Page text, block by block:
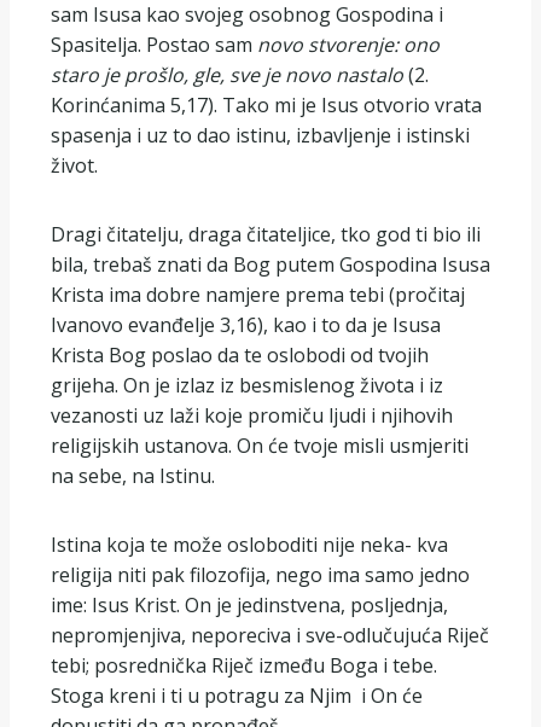
sam Isusa kao svojeg osobnog Gospodina i
Spasitelja. Postao sam novo stvorenje: ono
staro je prošlo, gle, sve je novo nastalo(2.
Korinćanima 5,17). Tako mi je Isus otvorio vrata
spasenja i uz to dao istinu, izbavljenje i istinski
život.
Dragi čitatelju, draga čitateljice, tko god ti bio ili
bila, trebaš znati da Bog putem Gospodina Isusa
Krista ima dobre namjere prema tebi (pročitaj
Ivanovo evanđelje 3,16), kao i to da je Isusa
Krista Bog poslao da te oslobodi od tvojih
grijeha. On je izlaz iz besmislenog života i iz
vezanosti uz laži koje promiču ljudi i njihovih
religijskih ustanova. On će tvoje misli usmjeriti
na sebe, na Istinu.
Istina koja te može osloboditi nije neka- kva
religija niti pak filozofija, nego ima samo jedno
ime: Isus Krist. On je jedinstvena, posljednja,
nepromjenjiva, neporeciva i sve-odlučujuća Riječ
tebi; posrednička Riječ između Boga i tebe.
Stoga kreni i ti u potragu za Njim i On će